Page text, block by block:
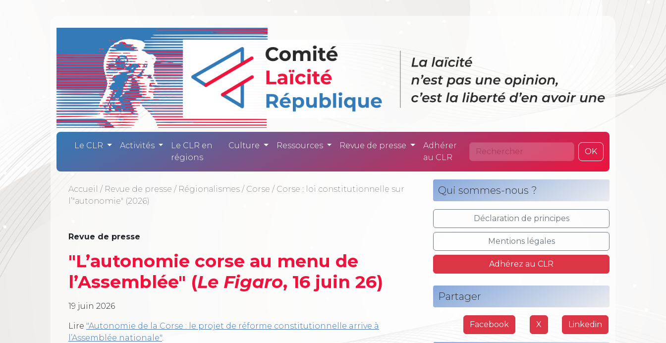
Comité Laïcité République - La laïcité
Le CLR Activités
Le CLR en
régions
Culture Ressources Revue de presse
Adhérer
au CLR
OK
Accueil / Revue de presse / Régionalismes / Corse / Corse : loi constitutionnelle sur
l’"autonomie" (2026)
Revue de presse
"L’autonomie corse au menu de
l’Assemblée" (Le Figaro, 16 juin 26)
19 juin 2026
Lire "Autonomie de la Corse : le projet de réforme constitutionnelle arrive à
l’Assemblée nationale".
Qui sommes-nous ?
Déclaration de principes
Mentions légales
Adhérez au CLR
Partager
Facebook X Linkedin